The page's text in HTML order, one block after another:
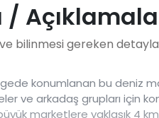
/
bilinmesi gereken
konumlanan bu deniz
ve arkadaş grupları için
marketlere yaklaşık 4